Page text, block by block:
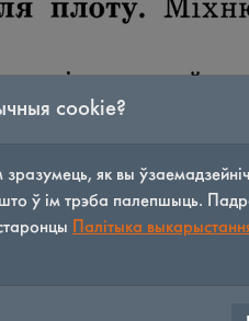
cookie?
як вы
ў ім трэба палепшыць.
Палітыка